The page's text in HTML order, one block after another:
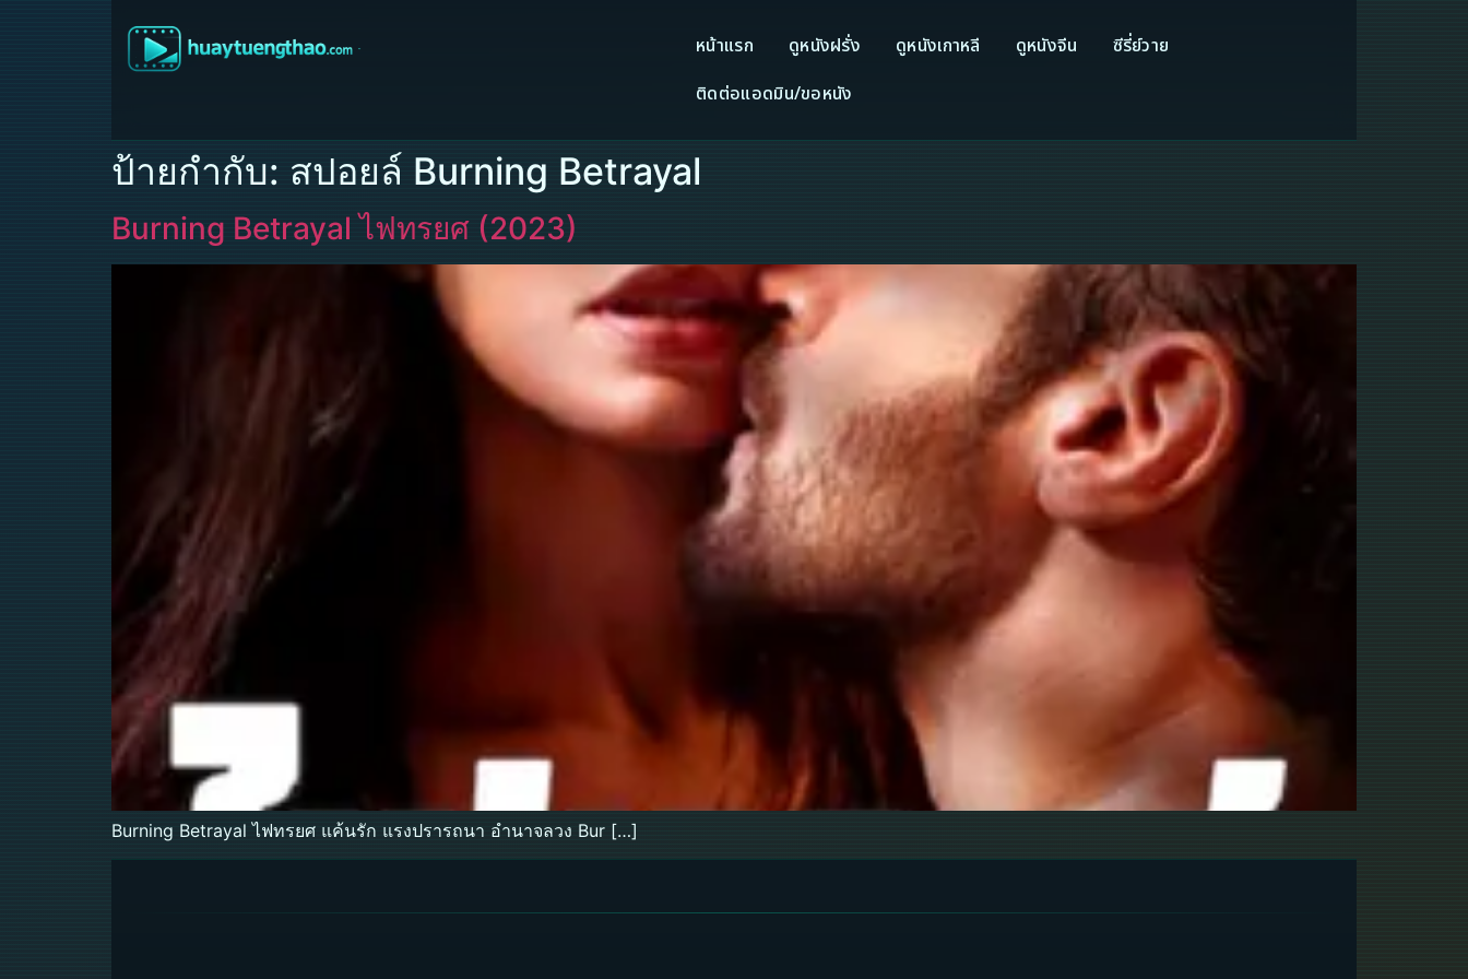
หน้าแรก ดูหนังฝรั่ง ดูหนังเกาหลี ดูหนังจีน
ซีรี่ย์วาย
ติดต่อแอดมิน/ขอหนัง
ป้ายกำกับ: สปอยล์ Burning Betrayal
Burning Betrayal ไฟทรยศ (2023)
Burning Betrayal ไฟทรยศ แค้นรัก แรงปรารถนา อำนาจลวง Bur […]